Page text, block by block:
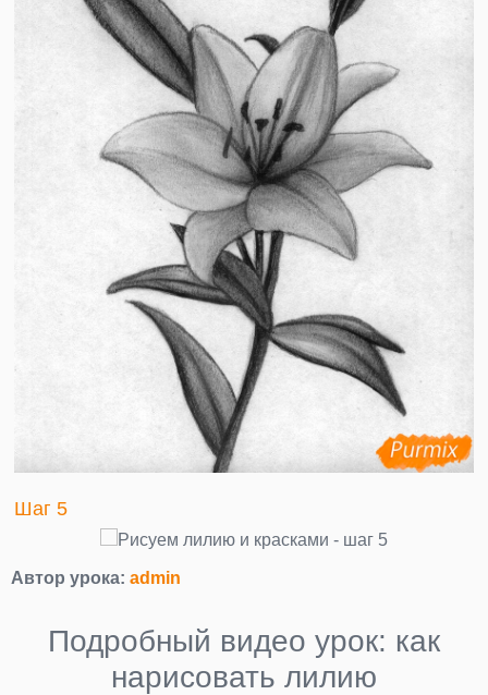
Шаг 5
Автор урока: admin
Подробный видео урок: как
нарисовать лилию